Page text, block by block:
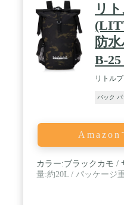
リ
防
B-
リトル
バック
Amazon
カラー:ブラックカモ /
量:約20L / パッケージ